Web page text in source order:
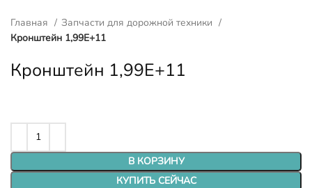
Главная
Запчасти для дорожной техники
Кронштейн 1,99E+11
Кронштейн 1,99E+11
В КОРЗИНУ
КУПИТЬ СЕЙЧАС